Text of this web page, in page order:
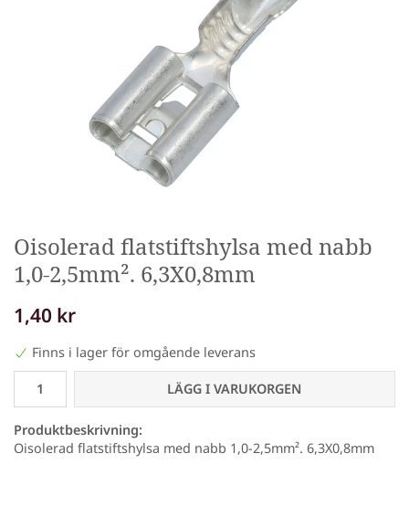
Oisolerad flatstiftshylsa med nabb
1,0-2,5mm². 6,3X0,8mm
1,40 kr
Finns i lager för omgående leverans
LÄGG I VARUKORGEN
Produktbeskrivning:
Oisolerad flatstiftshylsa med nabb 1,0-2,5mm². 6,3X0,8mm